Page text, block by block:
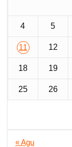
4 5
11 12
18 19
25 26
« Agu